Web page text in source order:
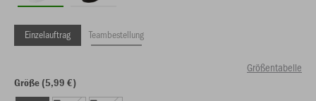
Einzelauftrag Teambestellung
Größentabelle
Größe (5,99 €)